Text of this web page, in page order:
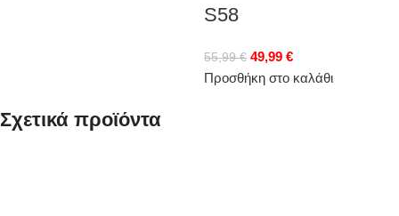
S58
55,99€ 49,99 €
Προσθήκη στο καλάθι
Σχετικά προϊόντα